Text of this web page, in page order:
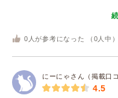
0 人が参考になった （ 0 人中）
にーにゃさん（掲載口
4.5